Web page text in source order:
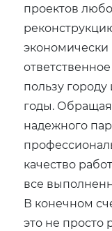
проектов
экономически
пользу
годы.
надежного
качество
все
В конечном
это не просто